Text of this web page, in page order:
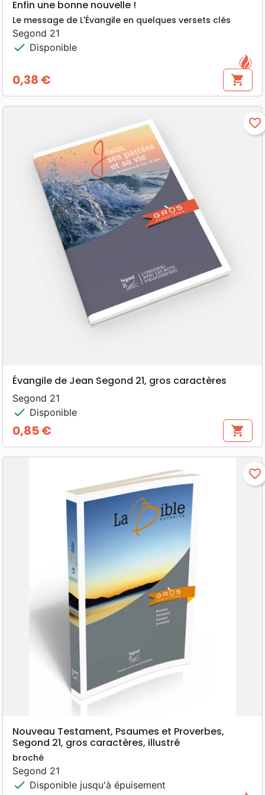
Enfin une bonne nouvelle !
Le message de L'Évangile en quelques versets clés
Segond 21
check Disponible
Prix
0,38 € shopping_cart
favorite_border
Évangile de Jean Segond 21, gros caractères
Segond 21
check Disponible
Prix
0,85 € shopping_cart
favorite_border
Nouveau Testament, Psaumes et Proverbes,
Segond 21, gros caractères, illustré
broché
Segond 21
check Disponible jusqu'à épuisement